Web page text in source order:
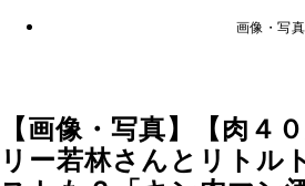
画像・写真
【画像・写真】【肉４
リー若林さんとリトル